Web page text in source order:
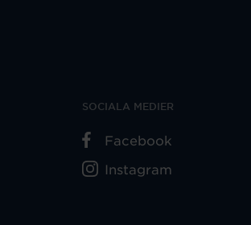
SOCIALA MEDIER
Facebook
Instagram